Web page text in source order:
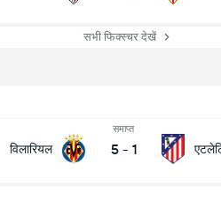
सभी फिक्स्चर देखें
विलारियल
समाप्त
5 - 1